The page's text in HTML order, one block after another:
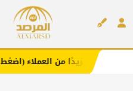
من العملاء (اضغط لطلب الإعلان)